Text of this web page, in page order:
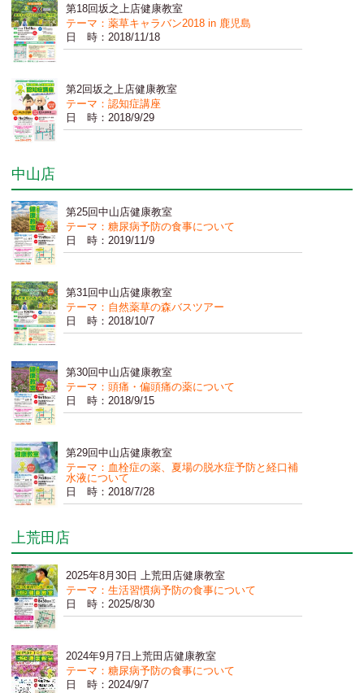
第18回坂之上店健康教室
テーマ：薬草キャラバン2018 in 鹿児島
日 時：2018/11/18
第2回坂之上店健康教室
テーマ：認知症講座
日 時：2018/9/29
中山店
第25回中山店健康教室
テーマ：糖尿病予防の食事について
日 時：2019/11/9
第31回中山店健康教室
テーマ：自然薬草の森バスツアー
日 時：2018/10/7
第30回中山店健康教室
テーマ：頭痛・偏頭痛の薬について
日 時：2018/9/15
第29回中山店健康教室
テーマ：血栓症の薬、夏場の脱水症予防と経口補
水液について
日 時：2018/7/28
上荒田店
2025年8月30日 上荒田店健康教室
テーマ：生活習慣病予防の食事について
日 時：2025/8/30
2024年9月7日上荒田店健康教室
テーマ：糖尿病予防の食事について
日 時：2024/9/7